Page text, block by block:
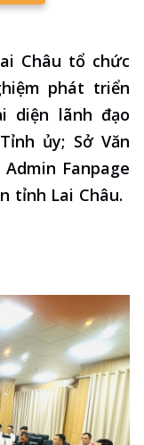
Châu tổ chức
phát triển
diện lãnh đạo
ủy; Sở Văn
Fanpage
tỉnh Lai Châu.